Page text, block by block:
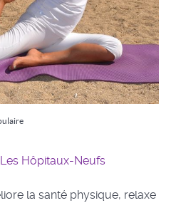
Les Hôpitaux-Neufs
la santé physique, relaxe